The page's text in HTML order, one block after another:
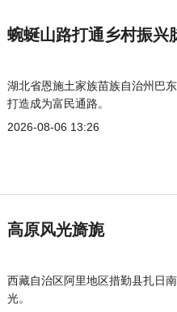
蜿蜒山路打通乡村振兴
湖北省恩施土家族苗族自治州巴
打造成为富民通路。
2026-08-06 13:26
高原风光旖旎
西藏自治区阿里地区措勤县扎日
光。